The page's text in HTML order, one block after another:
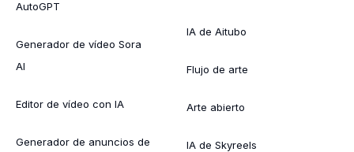
AutoGPT
Generador de vídeo Sora
AI
Editor de vídeo con IA
Generador de anuncios de
IA de Aitubo
Flujo de arte
Arte abierto
IA de Skyreels